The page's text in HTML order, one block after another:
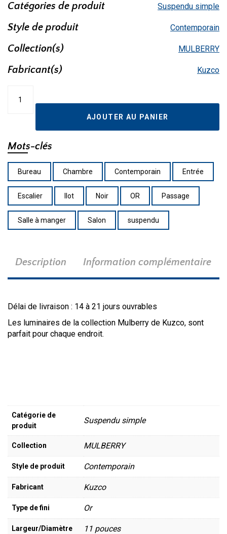
Catégories de produit Suspendu simple
Style de produit Contemporain
Collection(s) MULBERRY
Fabricant(s) Kuzco
AJOUTER AU PANIER
Mots-clés
Bureau Chambre Contemporain Entrée
Escalier Ilot Noir OR Passage
Salle à manger Salon suspendu
Description Information complémentaire
Délai de livraison : 14 à 21 jours ouvrables
Les luminaires de la collection Mulberry de Kuzco, sont
parfait pour chaque endroit.
Catégorie de
produit
Suspendu simple
Collection MULBERRY
Style de produit Contemporain
Fabricant Kuzco
Type de fini Or
Largeur/Diamètre 11 pouces